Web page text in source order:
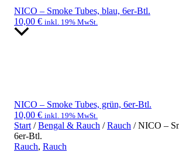
NICO – Smoke Tubes, blau, 6er-Btl.
10,00 € inkl. 19% MwSt.
NICO – Smoke Tubes, grün, 6er-Btl.
10,00 € inkl. 19% MwSt.
Start /Bengal & Rauch /Rauch / NICO –
6er-Btl.
Rauch, Rauch